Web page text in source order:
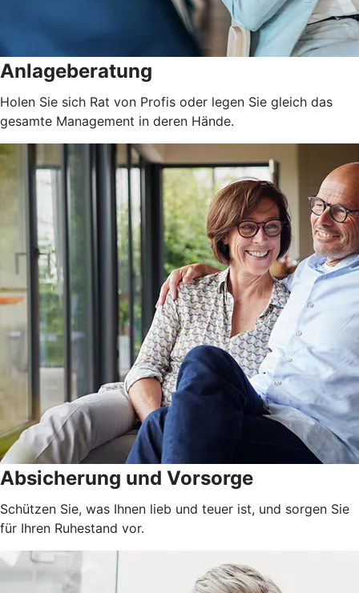
Anlageberatung
Holen Sie sich Rat von Profis oder legen Sie gleich das
gesamte Management in deren Hände.
Absicherung und Vorsorge
Schützen Sie, was Ihnen lieb und teuer ist, und sorgen Sie
für Ihren Ruhestand vor.